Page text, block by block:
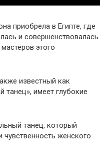
приобрела в Египте, где
и совершенствовалась
этого
известный как
танец», имеет глубокие
танец, который
чувственность женского